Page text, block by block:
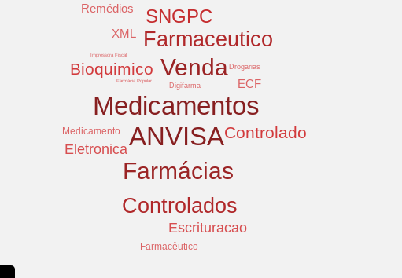
Medicamentos
ANVISA
Venda
Farmácias
Farmaceutico
Controlados
SNGPC
Controlado
Bioquimico
Eletronica
Escrituracao
XML
ECF
Remédios
Medicamento
Farmacêutico
Digifarma
Drogarias
Farmácia Popular
Impressora Fiscal